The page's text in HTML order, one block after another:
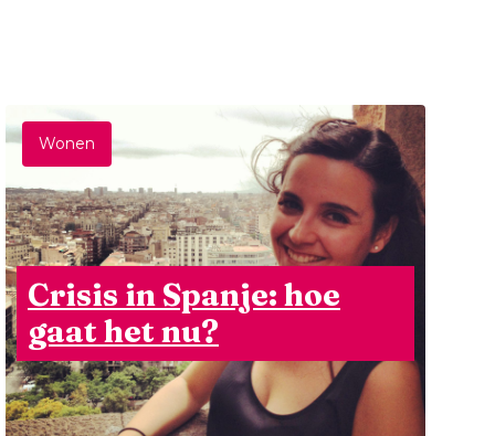
Wonen
Crisis in Spanje: hoe
gaat het nu?